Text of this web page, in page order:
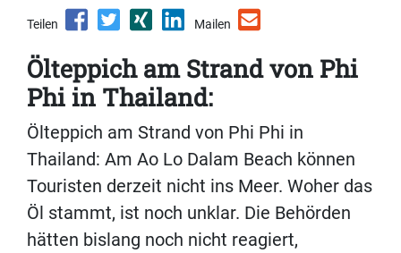
Teilen Mailen
Ölteppich am Strand von Phi
Phi in Thailand:
Ölteppich am Strand von Phi Phi in
Thailand: Am Ao Lo Dalam Beach können
Touristen derzeit nicht ins Meer. Woher das
Öl stammt, ist noch unklar. Die Behörden
hätten bislang noch nicht reagiert,